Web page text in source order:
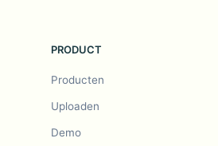
PRODUCT
Producten
Uploaden
Demo